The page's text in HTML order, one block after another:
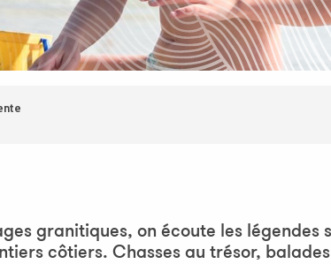
granitiques, on écoute les légendes
côtiers. Chasses au trésor,